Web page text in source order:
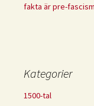
fakta är pre-fascism
Kategorier
1500-tal